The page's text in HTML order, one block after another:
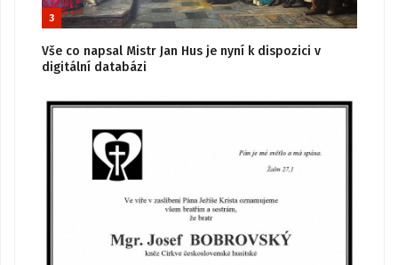
3
Vše co napsal Mistr Jan Hus je nyní k dispozici v
digitální databázi